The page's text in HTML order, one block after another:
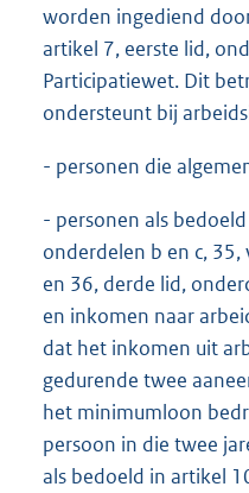
worden ingediend
artikel 7, eerste lid,
Participatiewet. Dit
ondersteunt bij
- personen die
- personen als
onderdelen b en c,
en 36, derde lid,
en inkomen naar
dat het inkomen uit
gedurende twee
het minimumloon
persoon in die twee
als bedoeld in artikel